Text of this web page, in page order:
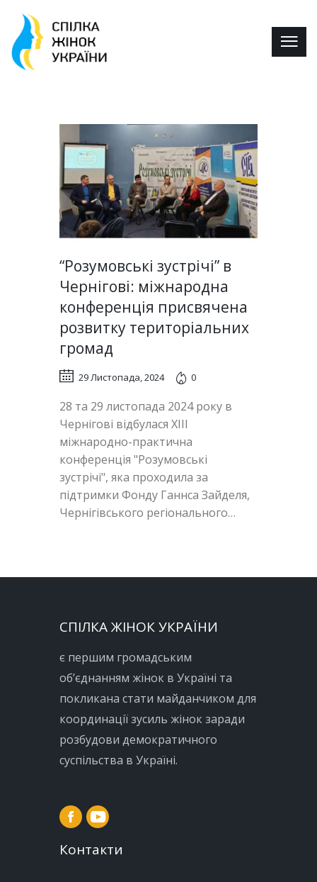
“Розумовські зустрічі” в
Чернігові: міжнародна
конференція присвячена
розвитку територіальних
громад
29 Листопада, 2024 0
28 та 29 листопада 2024 року в
Чернігові відбулася XIII
міжнародно-практична
конференція "Розумовські
зустрічі", яка проходила за
підтримки Фонду Ганнса Зайделя,
Чернігівського регіонального…
СПІЛКА ЖІНОК УКРАЇНИ
є першим громадським
об’єднанням жінок в Україні та
покликана стати майданчиком для
координації зусиль жінок заради
розбудови демократичного
суспільства в Україні.
Контакти